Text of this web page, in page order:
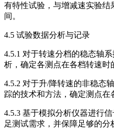
有特性试验，与增减速实验
间。
4.5 试验数据分析与记录
4.5.1 对于转速分档的稳态轴
析，确定各测点在各档转速时
4.5.2 对于升/降转速的非稳态
踪的技术和方法，确定测点
4.5.3 基于模拟分析仪器进行
足测试需求，并保障足够的分